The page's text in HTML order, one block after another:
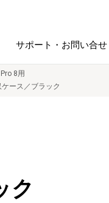
ラ関連
サポート・お問い合せ
8用
ース／ブラック
ク